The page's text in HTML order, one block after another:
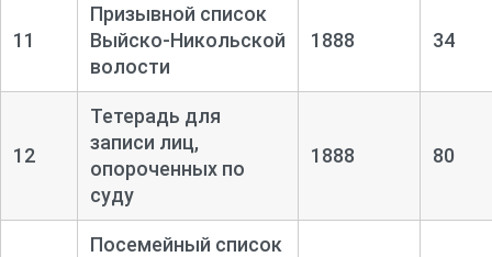
11
Призывной список
Выйско-Никольской
волости
1888 34
12
Тетерадь для
записи лиц,
опороченных по
суду
1888 80
Посемейный список